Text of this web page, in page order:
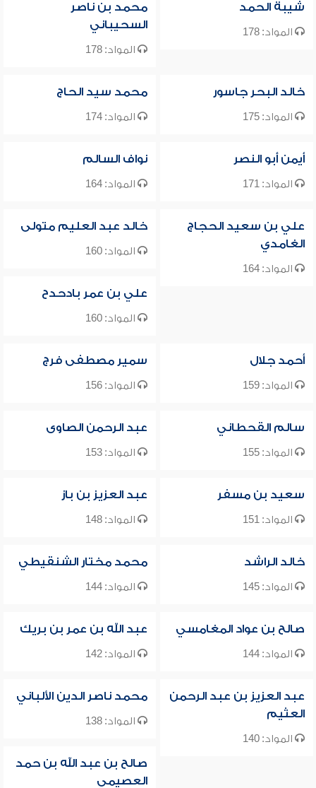
شيبة الحمد
المواد: 178
محمد بن ناصر
السحيباني
المواد: 178
خالد البحر جاسور
المواد: 175
محمد سيد الحاج
المواد: 174
أيمن أبو النصر
المواد: 171
نواف السالم
المواد: 164
علي بن سعيد الحجاج
الغامدي
المواد: 164
خالد عبد العليم متولى
المواد: 160
علي بن عمر بادحدح
المواد: 160
أحمد جلال
المواد: 159
سمير مصطفى فرج
المواد: 156
سالم القحطاني
المواد: 155
عبد الرحمن الصاوى
المواد: 153
سعيد بن مسفر
المواد: 151
عبد العزيز بن باز
المواد: 148
خالد الراشد
المواد: 145
محمد مختار الشنقيطي
المواد: 144
صالح بن عواد المغامسي
المواد: 144
عبد الله بن عمر بن بريك
المواد: 142
عبد العزيز بن عبد الرحمن
العثيم
المواد: 140
محمد ناصر الدين الألباني
المواد: 138
صالح بن عبد الله بن حمد
العصيمي